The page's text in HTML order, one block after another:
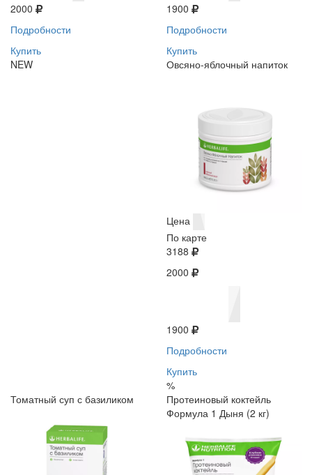
2000
Подробности
Купить
NEW
1900
Подробности
Купить
Овсяно-яблочный напиток
Цена
По карте
3188
2000
1900
Подробности
Купить
%
Томатный суп с базиликом
Протеиновый коктейль
Формула 1 Дыня (2 кг)